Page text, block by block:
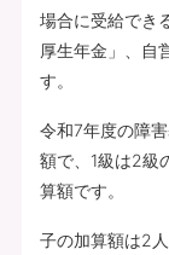
場合に受給でき
厚生年金」、自
す。
令和7年度の障
額で、1級は2級
算額です。
子の加算額は2